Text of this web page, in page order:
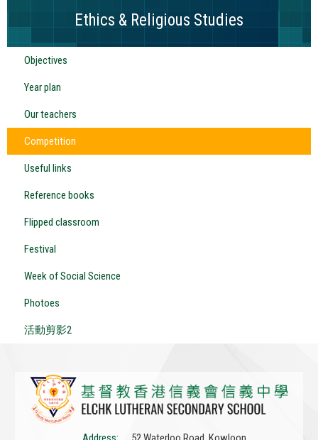
Ethics & Religious Studies
Objectives
Year plan
Our teachers
Competition
Useful links
Reference books
Flipped classroom
Festival
Week of Social Science
Photoes
活動剪影2